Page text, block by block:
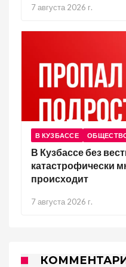
7 августа 2026 г.
В КУЗБАССЕ
В Кузбассе без
катастрофически
происходит
7 августа 2026 г.